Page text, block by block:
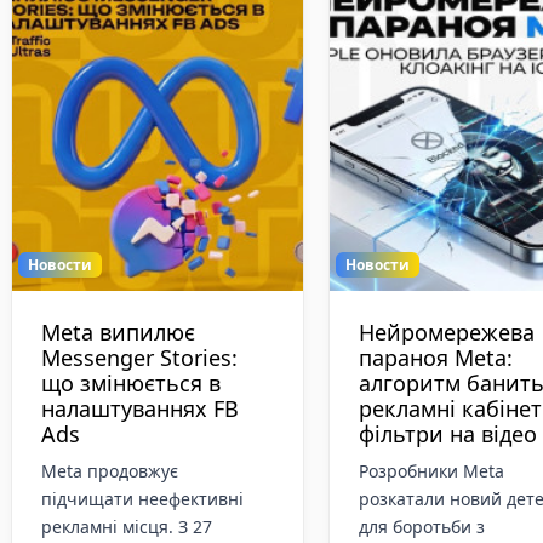
Новости
Плейсмент Post-View
у Reels: Meta
запустила показ
реклами після довгих
відео
У алгоритмів Meta новий
апдейт: у Reels запустився
формат Post-View для
Новости
Старт ChinaJoy
HTML5-мікроігри
стають головним
форматом
У Шанхаї стартувала
найбільша азіатська
виставка цифрових
ChinaJoy 2026.